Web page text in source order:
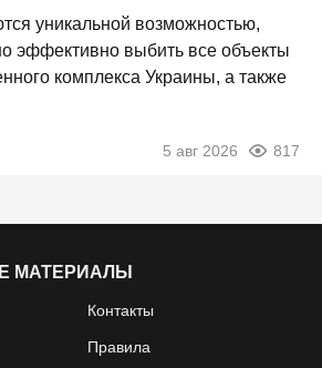
уникальной возможностью,
эффективно выбить все объекты
комплекса Украины, а также
5 авг 2026 817
МАТЕРИАЛЫ
Контакты
Правила